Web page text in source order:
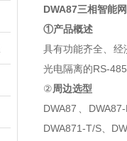
DWA87三相智能
①产品概述
具有功能齐全、经
光电隔离的RS-
② 周边选型
DWA87、
DWA871-T/S、